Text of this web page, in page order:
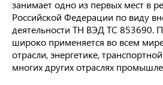
занимает одно из первых мест в
Российской Федерации по виду
деятельности ТН ВЭД ТС 853690.
широко применяется во всем
отрасли, энергетике,
многих других отраслях